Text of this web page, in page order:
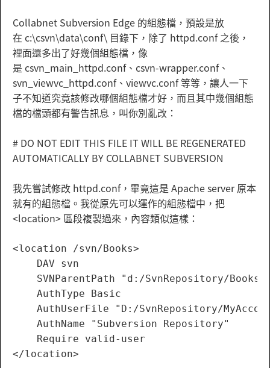
Collabnet Subversion Edge 的組態檔，預設是放
在 c:\csvn\data\conf\ 目錄下，除了 httpd.conf 之後，
裡面還多出了好幾個組態檔，像
是 csvn_main_httpd.conf、csvn-wrapper.conf、
svn_viewvc_httpd.conf、viewvc.conf 等等，讓人一下
子不知道究竟該修改哪個組態檔才好，而且其中幾個組態
檔的檔頭都有警告訊息，叫你別亂改：
# DO NOT EDIT THIS FILE IT WILL BE REGENERATED
AUTOMATICALLY BY COLLABNET SUBVERSION
我先嘗試修改 httpd.conf，畢竟這是 Apache server 原本
就有的組態檔。我從原先可以運作的組態檔中，把
<location> 區段複製過來，內容類似這樣：
<location /svn/Books>
DAV svn
SVNParentPath "d:/SvnRepository/Books"
AuthType Basic
AuthUserFile "D:/SvnRepository/
AuthName "Subversion Repository"
Require valid-user